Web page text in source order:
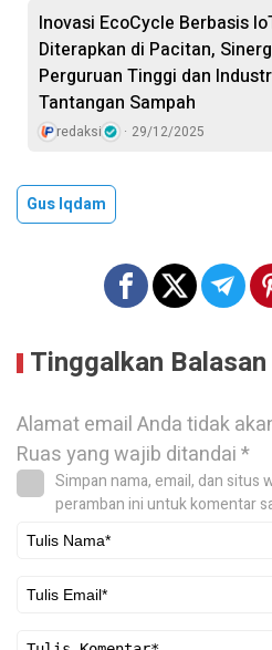
Inovasi EcoCycle Berbasis
Diterapkan di Pacitan,
Perguruan Tinggi dan
Tantangan Sampah
redaksi 29/12/2025
Gus Iqdam
Tinggalkan Balasan
Alamat email Anda tidak
Ruas yang wajib ditandai*
Simpan nama, email, dan situs
peramban ini untuk komentar